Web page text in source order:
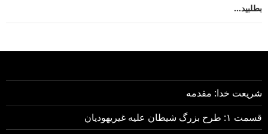
بطلبید…
شریعت خدا: مقدمه
قسمت ۱: طرح بزرگ شیطان علیه غیریهودیان